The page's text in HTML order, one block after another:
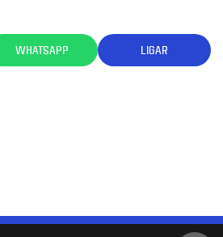
WHATSAPP LIGAR